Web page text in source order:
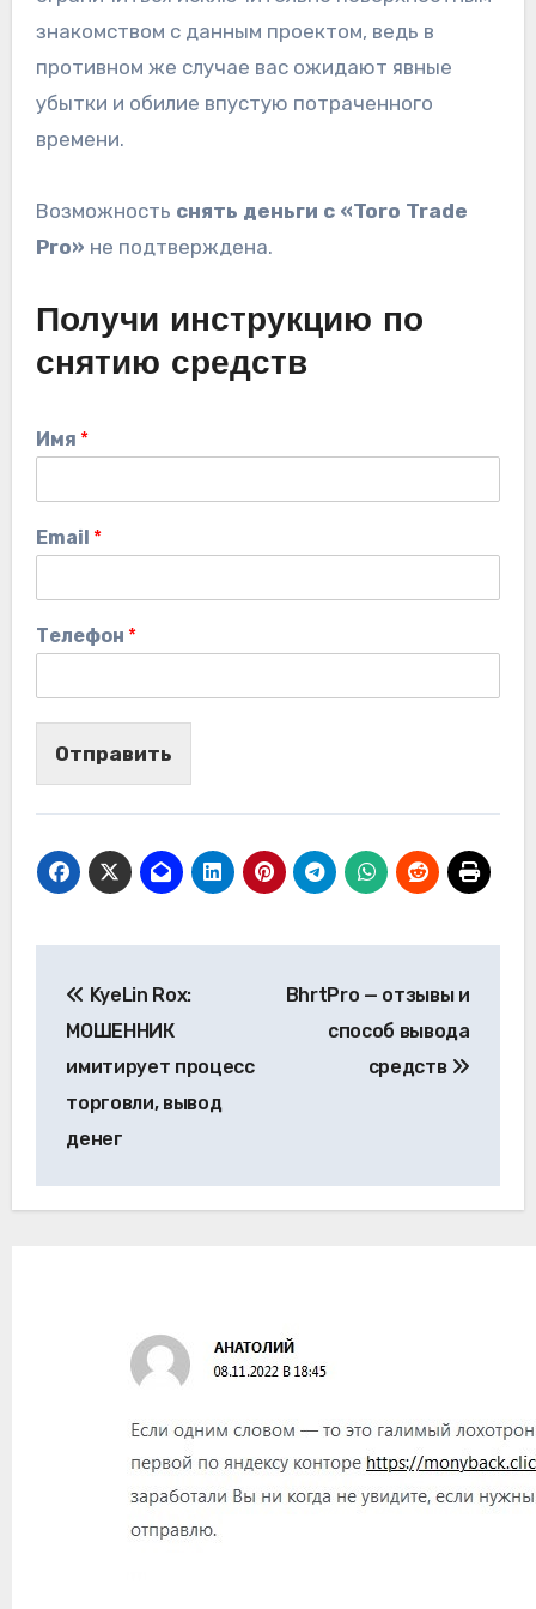
знакомством с данным проектом, ведь в
противном же случае вас ожидают явные
убытки и обилие впустую потраченного
времени.
Возможность снять деньги с «Toro Trade
Pro» не подтверждена.
Получи инструкцию по
снятию средств
Имя *
Email *
Телефон *
Отправить
по
записям
KyeLin Rox:
МОШЕННИК
имитирует процесс
торговли, вывод
денег
BhrtPro — отзывы и
способ вывода
средств